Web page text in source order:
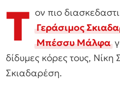
Τ ον πιο
Γεράσιμος
Μπέσσυ Μάλφα
δίδυμες κόρες τους,
Σκιαδαρέση.